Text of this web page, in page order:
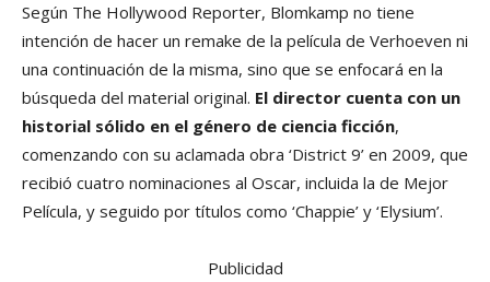
Según The Hollywood Reporter, Blomkamp no tiene
intención de hacer un remake de la película de Verhoeven ni
una continuación de la misma, sino que se enfocará en la
búsqueda del material original. El director cuenta con un
historial sólido en el género de ciencia ficción,
comenzando con su aclamada obra ‘District 9’ en 2009, que
recibió cuatro nominaciones al Oscar, incluida la de Mejor
Película, y seguido por títulos como ‘Chappie’ y ‘Elysium’.
Publicidad